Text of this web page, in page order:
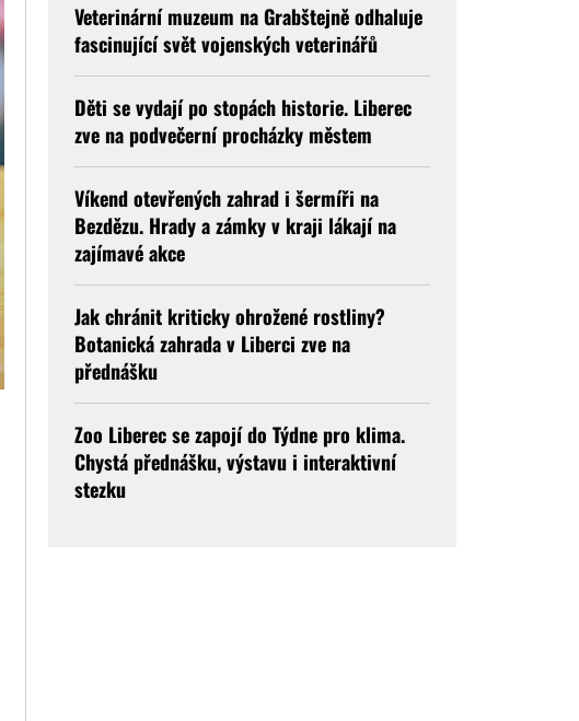
Veterinární muzeum na Grabštejně odhaluje
fascinující svět vojenských veterinářů
Děti se vydají po stopách historie. Liberec
zve na podvečerní procházky městem
Víkend otevřených zahrad i šermíři na
Bezdězu. Hrady a zámky v kraji lákají na
zajímavé akce
Jak chránit kriticky ohrožené rostliny?
Botanická zahrada v Liberci zve na
přednášku
Zoo Liberec se zapojí do Týdne pro klima.
Chystá přednášku, výstavu i interaktivní
stezku